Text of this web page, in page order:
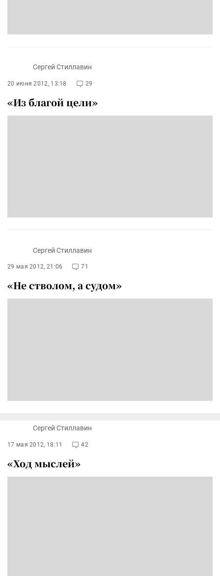
Сергей Стиллавин
20 июня 2012, 13:18 29
«Из благой цели»
Сергей Стиллавин
29 мая 2012, 21:06 71
«Не стволом, а судом»
Сергей Стиллавин
17 мая 2012, 18:11 42
«Ход мыслей»